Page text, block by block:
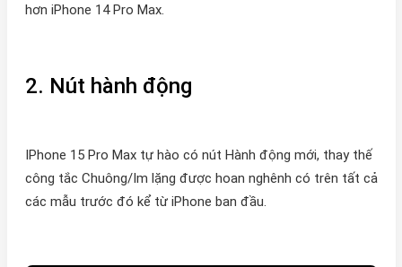
hơn iPhone 14 Pro Max.
2. Nút hành động
IPhone 15 Pro Max tự hào có nút Hành động mới, thay thế
công tắc Chuông/Im lặng được hoan nghênh có trên tất cả
các mẫu trước đó kể từ iPhone ban đầu.